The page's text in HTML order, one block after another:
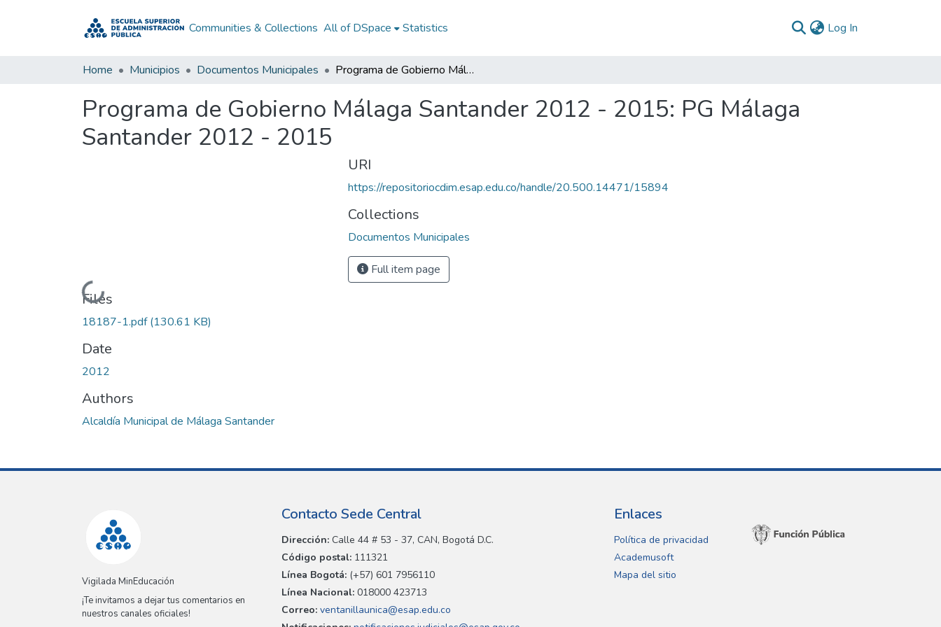
Communities & Collections All of DSpace Statistics Log In
Home Municipios Documentos Municipales Programa de Gobierno Málaga Santander 2012 - 2015: PG Málaga Santander 2012 - 2015
Programa de Gobierno Málaga Santander 2012 - 2015: PG Málaga
Santander 2012 - 2015
Loading...
Files
18187-1.pdf(130.61 KB)
Date
2012
Authors
Alcaldía Municipal de Málaga Santander
URI
https://repositoriocdim.esap.edu.co/handle/20.500.14471/15894
Collections
Documentos Municipales
Full item page
Vigilada MinEducación
¡Te invitamos a dejar tus comentarios en
nuestros canales oficiales!
Contacto Sede Central
Dirección: Calle 44 # 53 - 37, CAN, Bogotá D.C.
Código postal: 111321
Línea Bogotá: (+57) 601 7956110
Línea Nacional: 018000 423713
Correo: ventanillaunica@esap.edu.co
Enlaces
Política de privacidad
Academusoft
Mapa del sitio